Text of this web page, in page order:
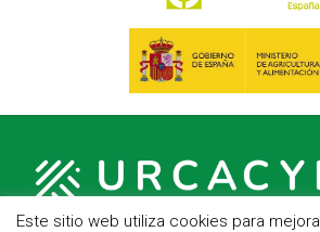
Este sitio web utiliza cookies para